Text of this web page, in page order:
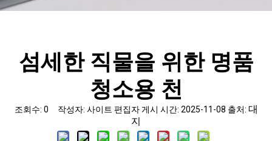
섬세한 직물을 위한 명품
청소용 천
조회수: 0 작성자: 사이트 편집자 게시 시간: 2025-11-08 출처: 대
지